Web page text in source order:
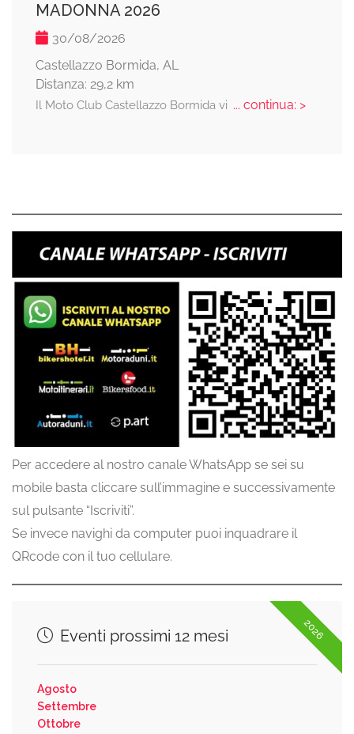
MADONNA 2026
30/08/2026
Castellazzo Bormida, AL
Distanza: 29,2 km
Il Moto Club Castellazzo Bormida vi ... continua: >
Per accedere al nostro canale WhatsApp se sei su
mobile basta cliccare sull’immagine e successivamente
sul pulsante “Iscriviti”.
Se invece navighi da computer puoi inquadrare il
QRcode con il tuo cellulare.
2026
Eventi prossimi 12 mesi
Agosto
Settembre
Ottobre